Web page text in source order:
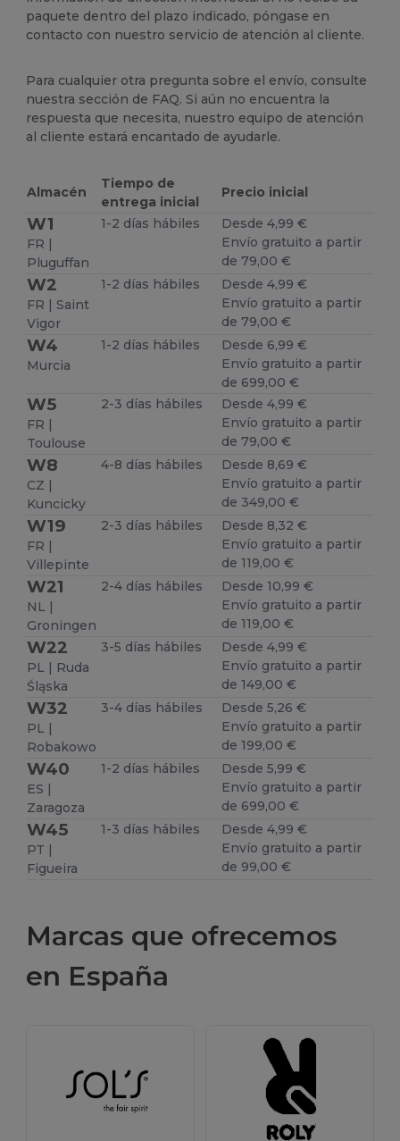
paquete dentro del plazo indicado, póngase en
contacto con nuestro servicio de atención al cliente.
Para cualquier otra pregunta sobre el envío, consulte
nuestra sección de FAQ. Si aún no encuentra la
respuesta que necesita, nuestro equipo de atención
al cliente estará encantado de ayudarle.
Almacén
Tiempo de
entrega inicial
Precio inicial
W1
FR |
Pluguffan
1-2 días hábiles
Desde 4,99 €
Envío gratuito a partir
de 79,00 €
W2
FR | Saint
Vigor
1-2 días hábiles
Desde 4,99 €
Envío gratuito a partir
de 79,00 €
W4
Murcia
1-2 días hábiles
Desde 6,99 €
Envío gratuito a partir
de 699,00 €
W5
FR |
Toulouse
2-3 días hábiles
Desde 4,99 €
Envío gratuito a partir
de 79,00 €
W8
CZ |
Kuncicky
4-8 días hábiles
Desde 8,69 €
Envío gratuito a partir
de 349,00 €
W19
FR |
Villepinte
2-3 días hábiles
Desde 8,32 €
Envío gratuito a partir
de 119,00 €
W21
NL |
Groningen
2-4 días hábiles
Desde 10,99 €
Envío gratuito a partir
de 119,00 €
W22
PL | Ruda
Śląska
3-5 días hábiles
Desde 4,99 €
Envío gratuito a partir
de 149,00 €
W32
PL |
Robakowo
3-4 días hábiles
Desde 5,26 €
Envío gratuito a partir
de 199,00 €
W40
ES |
Zaragoza
1-2 días hábiles
Desde 5,99 €
Envío gratuito a partir
de 699,00 €
W45
PT |
Figueira
1-3 días hábiles
Desde 4,99 €
Envío gratuito a partir
de 99,00 €
Marcas que ofrecemos
en España